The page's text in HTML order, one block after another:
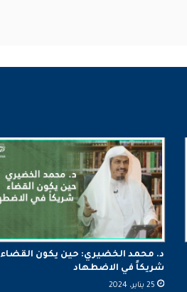
د. محمد الخضيري: حين يكون القضاء
شريكاً في الاضطهاد
25 يناير، 2024